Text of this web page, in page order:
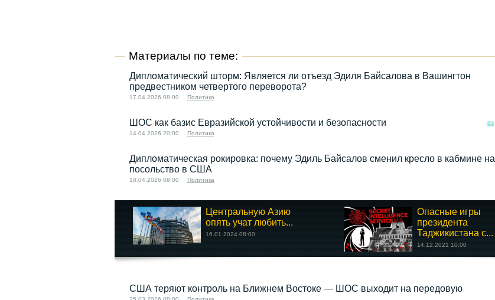
Материалы по теме:
Дипломатический шторм: Является ли отъезд Эдиля Байсалова в Вашингтон
предвестником четвертого переворота?
17.04.2026 08:00 Политика
ШОС как базис Евразийской устойчивости и безопасности
14.04.2026 20:00 Политика
Дипломатическая рокировка: почему Эдиль Байсалов сменил кресло в кабмине на
посольство в США
10.04.2026 08:00 Политика
Центральную Азию
опять учат любить...
16.01.2024 08:00
Опасные игры
президента
Таджикистана с...
14.12.2021 10:00
США теряют контроль на Ближнем Востоке — ШОС выходит на передовую